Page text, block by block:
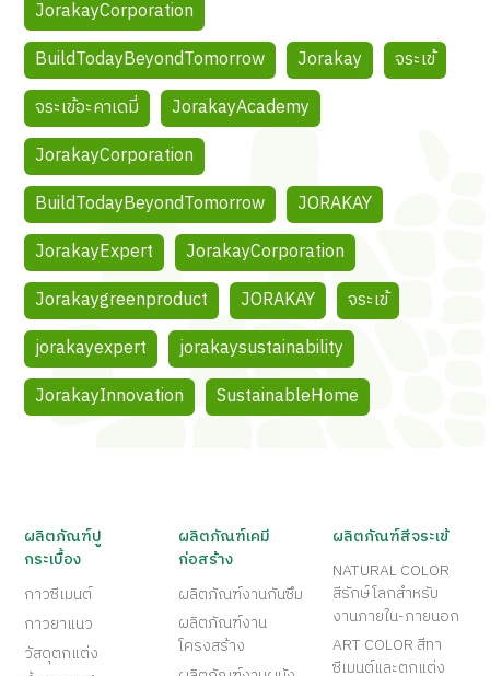
JorakayCorporation
BuildTodayBeyondTomorrow
Jorakay
จระเข้
จระเข้อะคาเดมี่
JorakayAcademy
JorakayCorporation
BuildTodayBeyondTomorrow
JORAKAY
JorakayExpert
JorakayCorporation
Jorakaygreenproduct
JORAKAY
จระเข้
jorakayexpert
jorakaysustainability
JorakayInnovation
SustainableHome
ผลิตภัณฑ์ปู
กระเบื้อง
กาวซีเมนต์
กาวยาแนว
วัสดุตกแต่ง
ผลิตภัณฑ์เคมี
ก่อสร้าง
ผลิตภัณฑ์งานกันซึม
ผลิตภัณฑ์งาน
โครงสร้าง
ผลิตภัณฑ์สีจระเข้
NATURAL COLOR
สีรักษ์โลกสำหรับ
งานภายใน-ภายนอก
ART COLOR สีทา
ซีเมนต์และตกแต่ง